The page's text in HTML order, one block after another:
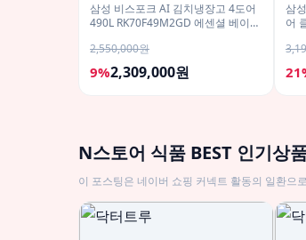
삼성 비스포크 AI 김치냉장고 4도어
490L RK70F49M2GD 에센셜 베이지
2,550,000원
9%2,309,000원
삼
어
N스토어 식품 BEST 인기상
이 포스팅은 네이버 쇼핑 커넥트 활동의 일환으